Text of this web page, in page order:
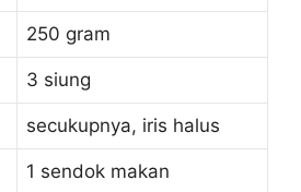
250 gram
3 siung
secukupnya, iris halus
1 sendok makan